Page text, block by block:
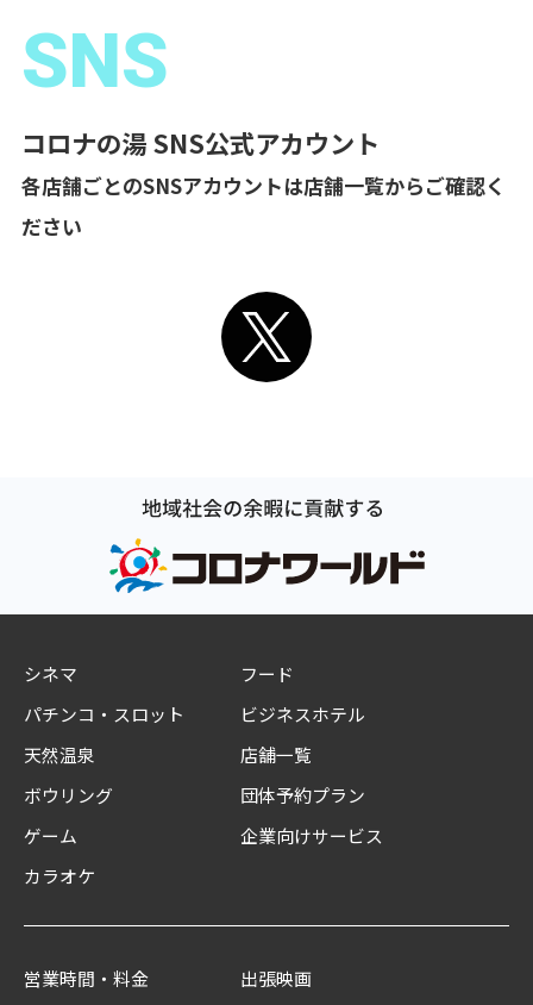
SNS
コロナの湯 SNS公式アカウント
各店舗ごとのSNSアカウントは店舗一覧からご確認く
ださい
シネマ
パチンコ・スロット
天然温泉
ボウリング
ゲーム
カラオケ
フード
ビジネスホテル
店舗一覧
団体予約プラン
企業向けサービス
営業時間・料金 出張映画